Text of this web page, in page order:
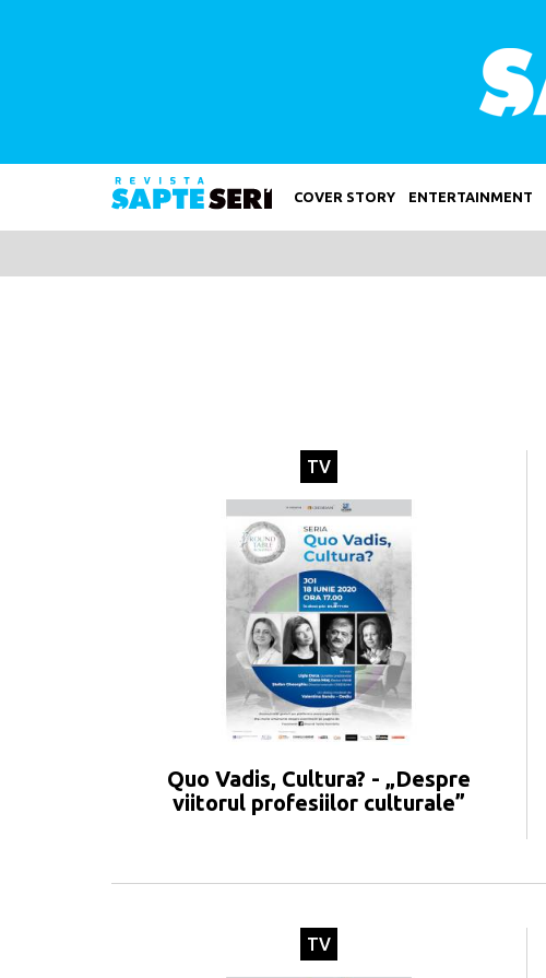
COVER STORY ENTERTAINMENT
TV
Quo Vadis, Cultura? - „Despre
viitorul profesiilor culturale”
TV